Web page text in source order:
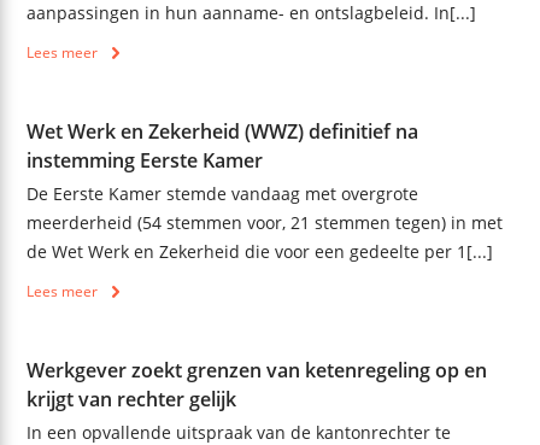
aanpassingen in hun aanname- en ontslagbeleid. In[...]
Lees meer
Wet Werk en Zekerheid (WWZ) definitief na
instemming Eerste Kamer
De Eerste Kamer stemde vandaag met overgrote
meerderheid (54 stemmen voor, 21 stemmen tegen) in met
de Wet Werk en Zekerheid die voor een gedeelte per 1[...]
Lees meer
Werkgever zoekt grenzen van ketenregeling op en
krijgt van rechter gelijk
In een opvallende uitspraak van de kantonrechter te